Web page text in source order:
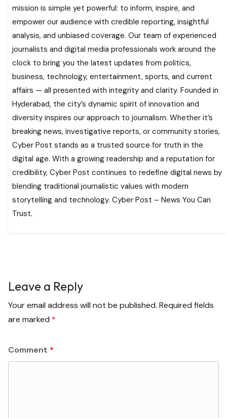
mission is simple yet powerful: to inform, inspire, and
empower our audience with credible reporting, insightful
analysis, and unbiased coverage. Our team of experienced
journalists and digital media professionals work around the
clock to bring you the latest updates from politics,
business, technology, entertainment, sports, and current
affairs — all presented with integrity and clarity. Founded in
Hyderabad, the city’s dynamic spirit of innovation and
diversity inspires our approach to journalism. Whether it’s
breaking news, investigative reports, or community stories,
Cyber Post stands as a trusted source for truth in the
digital age. With a growing readership and a reputation for
credibility, Cyber Post continues to redefine digital news by
blending traditional journalistic values with modern
storytelling and technology. Cyber Post – News You Can
Trust.
Leave a Reply
Your email address will not be published. Required fields
are marked *
Comment *